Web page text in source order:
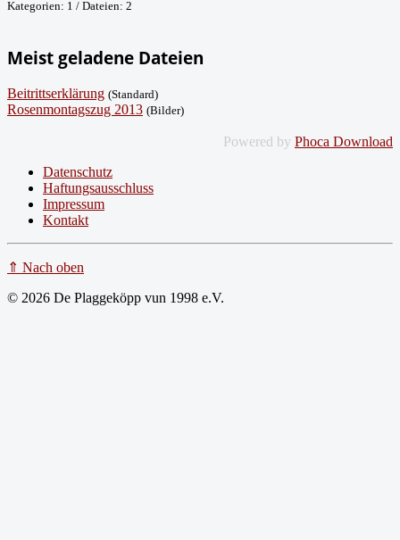
Kategorien: 1 / Dateien: 2
Meist geladene Dateien
Beitrittserklärung (Standard)
Rosenmontagszug 2013 (Bilder)
Powered by Phoca Download
Datenschutz
Haftungsausschluss
Impressum
Kontakt
⇑ Nach oben
© 2026 De Plaggeköpp vun 1998 e.V.